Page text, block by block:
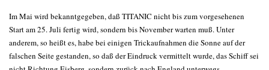
Im Mai wird bekanntgegeben, daß TITANIC nicht bis zum vorgesehenen
Start am 25. Juli fertig wird, sondern bis November warten muß. Unter
anderem, so heißt es, habe bei einigen Trickaufnahmen die Sonne auf der
falschen Seite gestanden, so daß der Eindruck vermittelt wurde, das Schiff sei